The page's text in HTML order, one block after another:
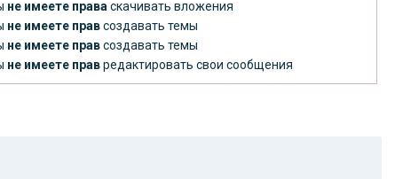
не имеете права скачивать вложения
не имеете правсоздавать темы
не имеете правсоздавать темы
не имеете правредактировать свои сообщения